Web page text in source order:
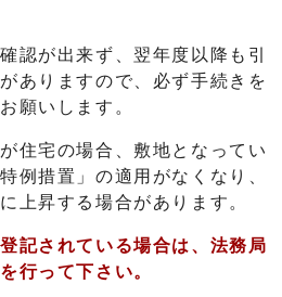
認が出来ず、翌年度以降も引
ありますので、必ず手続きを
願いします。
住宅の場合、敷地となってい
例措置」の適用がなくなり、
上昇する場合があります。
記されている場合は、法務局
行って下さい。